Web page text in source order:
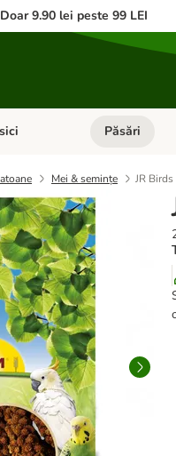
9.90 lei peste 99 LEI
meniul cu categorii: Câini
Deschideți
Păsări
Mei & semințe JR